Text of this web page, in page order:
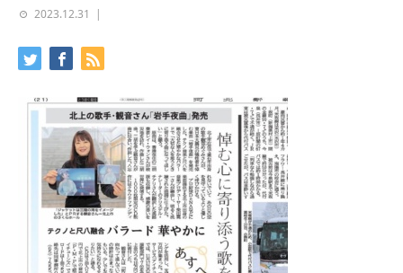
2023.12.31